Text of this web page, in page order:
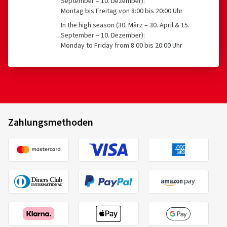
mm oder ≥ 635 mm
225/50 ZR17 98W
Gemischt
Ø Durchschnittliche Jahresfahrleistung:
Verifizierter Kauf
Dimension:215/50 ZR17 95W
Fahrstil:Gemischt
Ø Durchschnittliche Jahresfahrleistung:5000 km
24.04.2026
Montag bis Freitag von 8:00 bis 20:00 Uhr
In the high season (30. März – 30. April & 15.
September – 10. Dezember):
Monday to Friday from 8:00 bis 20:00 Uhr
Zahlungsmethoden